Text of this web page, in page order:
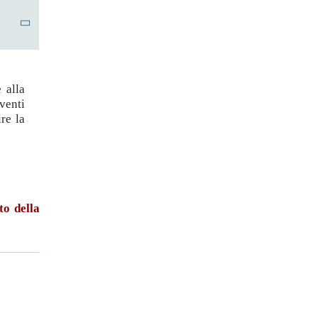
in
e
alla
la
della